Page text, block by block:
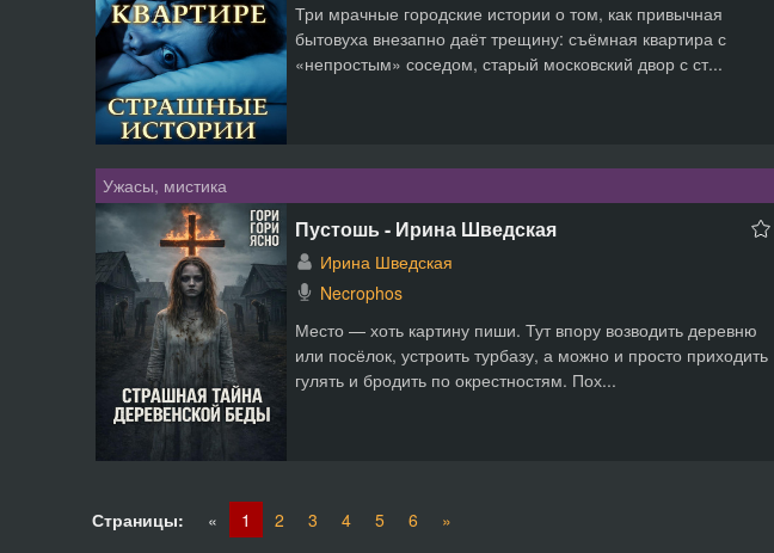
Три мрачные городские истории о том, как привычная
бытовуха внезапно даёт трещину: съёмная квартира с
«непростым» соседом, старый московский двор с ст...
Ужасы, мистика
Пустошь - Ирина Шведская
Ирина Шведская
Necrophos
Место — хоть картину пиши. Тут впору возводить деревню
или посёлок, устроить турбазу, а можно и просто приходить
гулять и бродить по окрестностям. Пох...
Страницы: « 1 2 3 4 5 6 »